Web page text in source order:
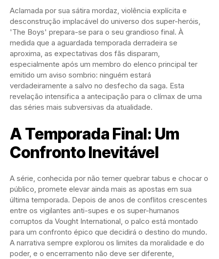
Aclamada por sua sátira mordaz, violência explícita e
desconstrução implacável do universo dos super-heróis,
'The Boys' prepara-se para o seu grandioso final. À
medida que a aguardada temporada derradeira se
aproxima, as expectativas dos fãs disparam,
especialmente após um membro do elenco principal ter
emitido um aviso sombrio: ninguém estará
verdadeiramente a salvo no desfecho da saga. Esta
revelação intensifica a antecipação para o clímax de uma
das séries mais subversivas da atualidade.
A Temporada Final: Um
Confronto Inevitável
A série, conhecida por não temer quebrar tabus e chocar o
público, promete elevar ainda mais as apostas em sua
última temporada. Depois de anos de conflitos crescentes
entre os vigilantes anti-supes e os super-humanos
corruptos da Vought International, o palco está montado
para um confronto épico que decidirá o destino do mundo.
A narrativa sempre explorou os limites da moralidade e do
poder, e o encerramento não deve ser diferente,